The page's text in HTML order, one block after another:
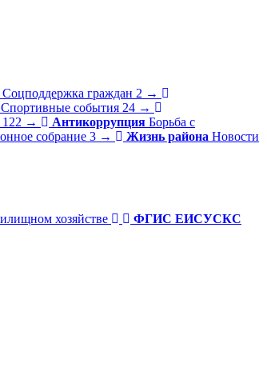
Соцподдержка граждан 2 →
Спортивные события 24 →
122 → Антикоррупция Борьба с
собрание 3 → Жизнь района Новости
хозяйстве
ФГИС ЕИСУСКС